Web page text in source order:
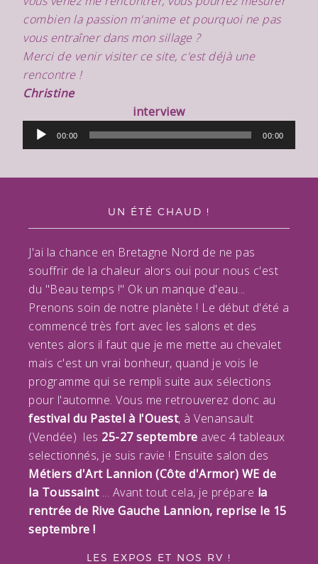
combien la passion m'anime et pourquoi ne pas
vous entraîner dans mon sillage ?
Merci de venir visiter ce site, c'est déjà une
rencontre !
Christine
interview
Lecteur
audio
00:00 00:00
UN ÉTÉ CHAUD !
J'ai la chance en Bretagne Nord de ne pas
souffrir de la chaleur alors oui pour nous c'est
du "Beau temps !" Ok un manque d'eau...
Prenons soin de notre planète ! Le début d'été a
commencé très fort avec les salons et des
ventes alors il faut que je me mette au chevalet
mais c'est un vrai bonheur, quand je vois le
programme qui se rempli suite aux sélections
pour l'automne. Vous me retrouverez donc au
festival du Pastel à l'Ouest, à Venansault
(Vendée) les 25-27 septembre avec 4 tableaux
selectionnés, je suis ravie ! Ensuite salon des
Métiers d'Art Lannion (Côte d'Armor) WE de
la Toussaint... Avant tout cela, je prépare la
rentrée de Rive Gauche Lannion, reprise le 15
septembre !
LES EXPOS ET NOS RV !